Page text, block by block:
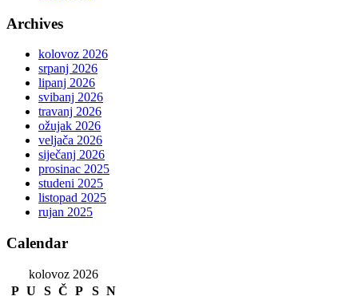
Archives
kolovoz 2026
srpanj 2026
lipanj 2026
svibanj 2026
travanj 2026
ožujak 2026
veljača 2026
siječanj 2026
prosinac 2025
studeni 2025
listopad 2025
rujan 2025
Calendar
kolovoz 2026
P U S Č P S N